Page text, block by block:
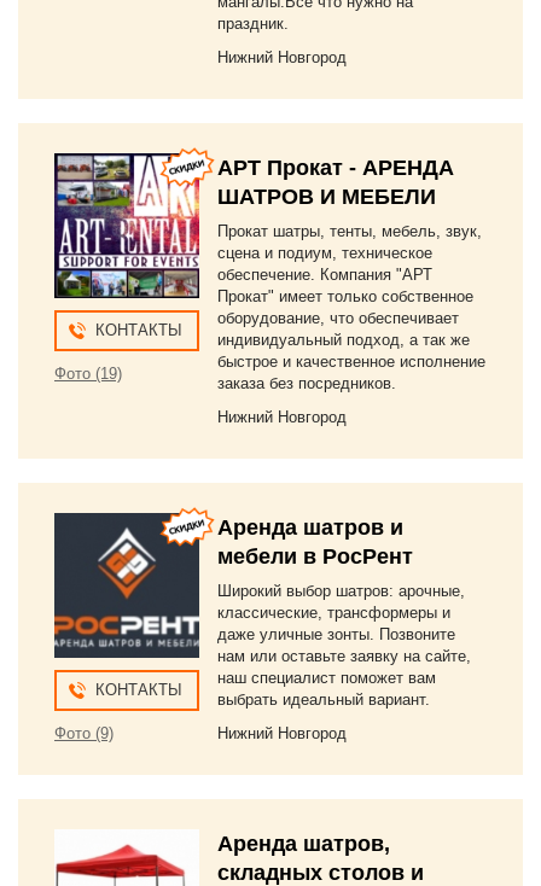
праздник.
Нижний Новгород
КОНТАКТЫ
Фото (19)
АРТ Прокат - АРЕНДА
ШАТРОВ И МЕБЕЛИ
Прокат шатры, тенты, мебель, звук,
сцена и подиум, техническое
обеспечение. Компания "АРТ
Прокат" имеет только собственное
оборудование, что обеспечивает
индивидуальный подход, а так же
быстрое и качественное исполнение
заказа без посредников.
Нижний Новгород
КОНТАКТЫ
Фото (9)
Аренда шатров и
мебели в РосРент
Широкий выбор шатров: арочные,
классические, трансформеры и
даже уличные зонты. Позвоните
нам или оставьте заявку на сайте,
наш специалист поможет вам
выбрать идеальный вариант.
Нижний Новгород
Аренда шатров,
складных столов и